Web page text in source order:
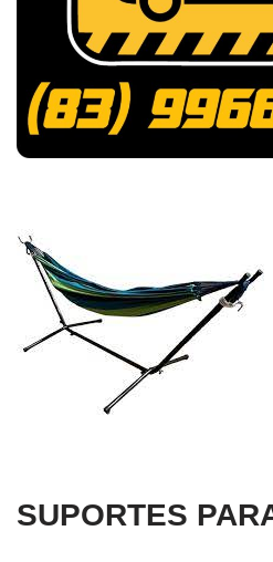
SUPORTES